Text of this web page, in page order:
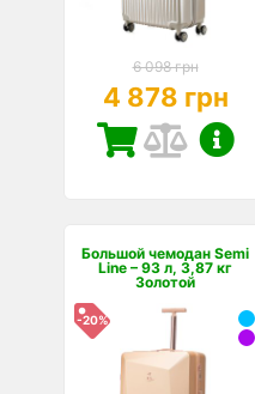
6 098 грн
4 878 грн
Большой чемодан Semi
Line – 93 л, 3,87 кг
Золотой
-20%